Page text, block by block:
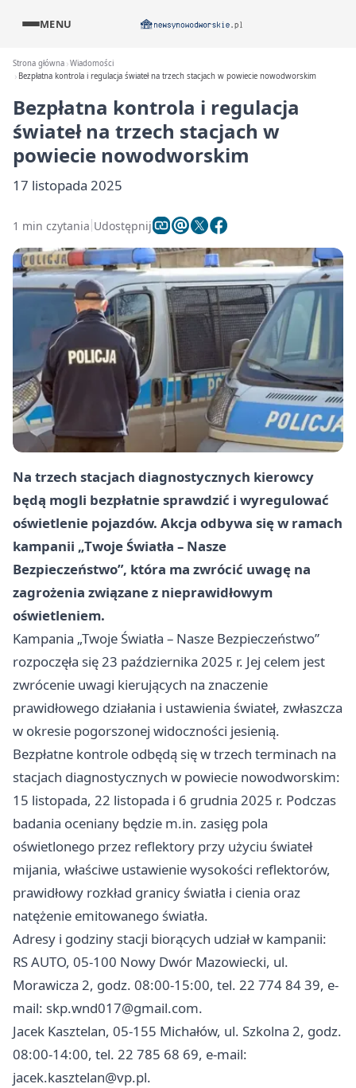
MENU
Strona główna Wiadomości
Bezpłatna kontrola i regulacja świateł na trzech stacjach w powiecie nowodworskim
Bezpłatna kontrola i regulacja
świateł na trzech stacjach w
powiecie nowodworskim
17 listopada 2025
1 min czytania Udostępnij
Na trzech stacjach diagnostycznych kierowcy
będą mogli bezpłatnie sprawdzić i wyregulować
oświetlenie pojazdów. Akcja odbywa się w ramach
kampanii „Twoje Światła – Nasze
Bezpieczeństwo”, która ma zwrócić uwagę na
zagrożenia związane z nieprawidłowym
oświetleniem.
Kampania „Twoje Światła – Nasze Bezpieczeństwo”
rozpoczęła się 23 października 2025 r. Jej celem jest
zwrócenie uwagi kierujących na znaczenie
prawidłowego działania i ustawienia świateł, zwłaszcza
w okresie pogorszonej widoczności jesienią.
Bezpłatne kontrole odbędą się w trzech terminach na
stacjach diagnostycznych w powiecie nowodworskim:
15 listopada, 22 listopada i 6 grudnia 2025 r. Podczas
badania oceniany będzie m.in. zasięg pola
oświetlonego przez reflektory przy użyciu świateł
mijania, właściwe ustawienie wysokości reflektorów,
prawidłowy rozkład granicy światła i cienia oraz
natężenie emitowanego światła.
Adresy i godziny stacji biorących udział w kampanii:
RS AUTO, 05-100 Nowy Dwór Mazowiecki, ul.
Morawicza 2, godz. 08:00-15:00, tel. 22 774 84 39, e-
mail: skp.wnd017@gmail.com.
Jacek Kasztelan, 05-155 Michałów, ul. Szkolna 2, godz.
08:00-14:00, tel. 22 785 68 69, e-mail:
jacek.kasztelan@vp.pl.